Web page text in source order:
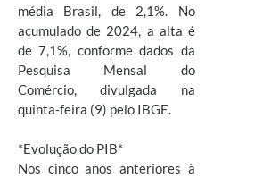
média Brasil, de 2,1%. No
acumulado de 2024, a alta é
de 7,1%, conforme dados da
Pesquisa Mensal do
Comércio, divulgada na
quinta-feira (9) pelo IBGE.
*Evolução do PIB*
Nos cinco anos anteriores à